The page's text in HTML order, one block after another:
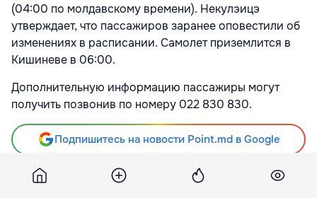
(04:00 по молдавскому времени). Некулэицэ
утверждает, что пассажиров заранее оповестили об
изменениях в расписании. Самолет приземлится в
Кишиневе в 06:00.
Дополнительную информацию пассажиры могут
получить позвонив по номеру 022 830 830.
Подпишитесь на новости Point.md в Google
Источник